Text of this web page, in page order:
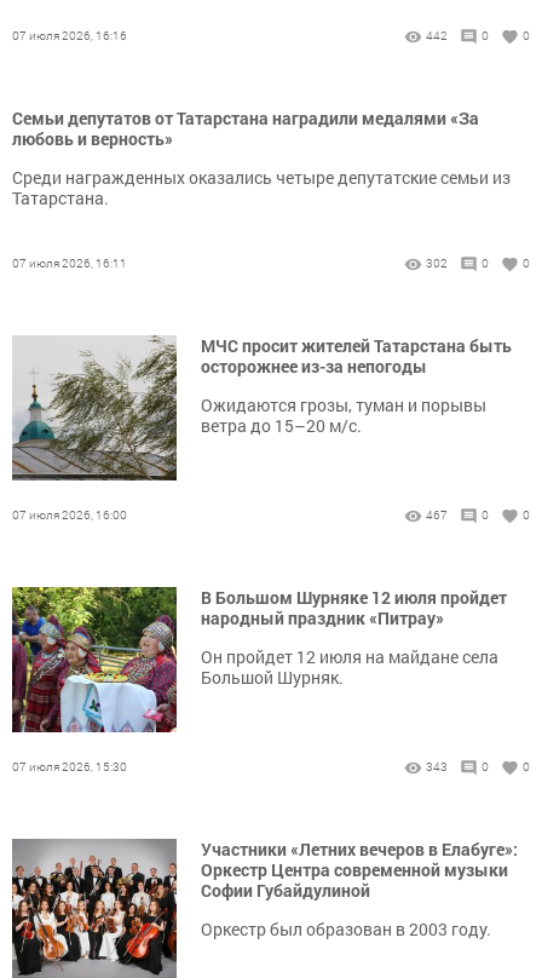
07 июля 2026, 16:16 442 0 0
Семьи депутатов от Татарстана наградили медалями «За
любовь и верность»
Среди награжденных оказались четыре депутатские семьи из
Татарстана.
07 июля 2026, 16:11 302 0 0
МЧС просит жителей Татарстана быть
осторожнее из-за непогоды
Ожидаются грозы, туман и порывы
ветра до 15–20 м/с.
07 июля 2026, 16:00 467 0 0
В Большом Шурняке 12 июля пройдет
народный праздник «Питрау»
Он пройдет 12 июля на майдане села
Большой Шурняк.
07 июля 2026, 15:30 343 0 0
Участники «Летних вечеров в Елабуге»:
Оркестр Центра современной музыки
Софии Губайдулиной
Оркестр был образован в 2003 году.